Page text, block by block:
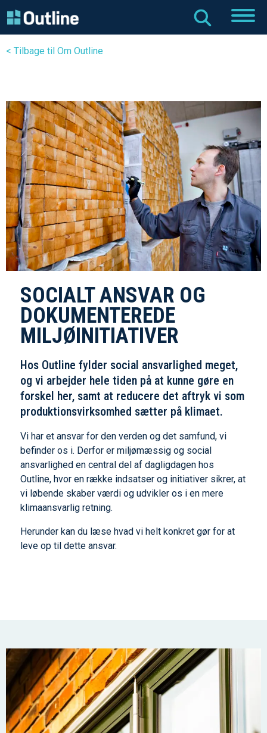
< Tilbage til Om Outline
SOCIALT ANSVAR OG
DOKUMENTEREDE
MILJØINITIATIVER
Hos Outline fylder social ansvarlighed meget,
og vi arbejder hele tiden på at kunne gøre en
forskel her, samt at reducere det aftryk vi som
produktionsvirksomhed sætter på klimaet.
Vi har et ansvar for den verden og det samfund, vi
befinder os i. Derfor er miljømæssig og social
ansvarlighed en central del af dagligdagen hos
Outline, hvor en række indsatser og initiativer sikrer, at
vi løbende skaber værdi og udvikler os i en mere
klimaansvarlig retning.
Herunder kan du læse hvad vi helt konkret gør for at
leve op til dette ansvar.